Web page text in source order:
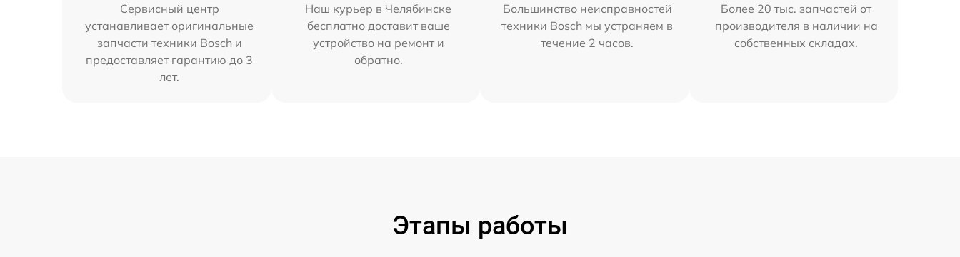
Сервисный центр
устанавливает оригинальные
запчасти техники Bosch и
предоставляет гарантию до 3
лет.
Наш курьер в Челябинске
бесплатно доставит ваше
устройство на ремонт и
обратно.
Большинство неисправностей
техники Bosch мы устраняем в
течение 2 часов.
Более 20 тыс. запчастей от
производителя в наличии на
собственных складах.
Этапы работы